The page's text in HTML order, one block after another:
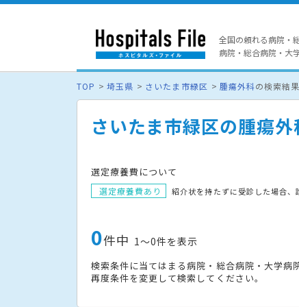
全国の頼れる病院・
病院・総合病院・大
TOP 埼玉県 さいたま市緑区 腫瘍外科の検索結果
さいたま市緑区の腫瘍外
選定療養費について
選定療養費あり
紹介状を持たずに受診した場合、
0件中 1〜0件を表示
検索条件に当てはまる病院・総合病院・大学病
再度条件を変更して検索してください。